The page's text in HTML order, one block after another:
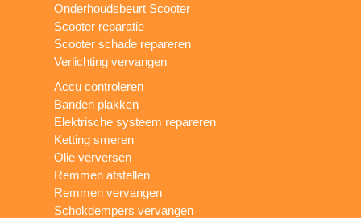
Onderhoudsbeurt Scooter
Scooter reparatie
Scooter schade repareren
Verlichting vervangen
Accu controleren
Banden plakken
Elektrische systeem repareren
Ketting smeren
Olie verversen
Remmen afstellen
Remmen vervangen
Schokdempers vervangen